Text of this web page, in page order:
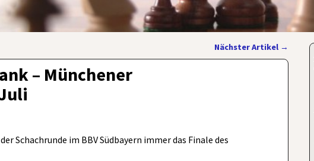
Nächster Artikel →
– Münchener
Schachrunde im BBV Südbayern immer das Finale des